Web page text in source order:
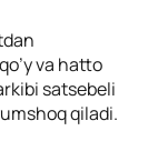
va hatto
satsebeli
qiladi.